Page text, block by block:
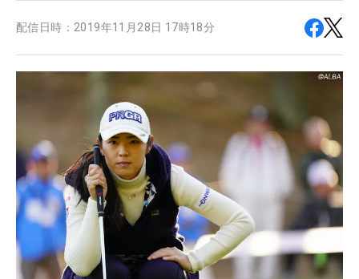
配信日時： 2019年11月28日 17時18分